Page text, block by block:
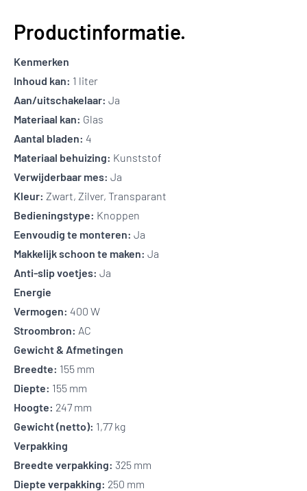
Productinformatie.
Kenmerken
Inhoud kan: 1 liter
Aan/uitschakelaar: Ja
Materiaal kan: Glas
Aantal bladen: 4
Materiaal behuizing: Kunststof
Verwijderbaar mes: Ja
Kleur: Zwart, Zilver, Transparant
Bedieningstype: Knoppen
Eenvoudig te monteren: Ja
Makkelijk schoon te maken: Ja
Anti-slip voetjes: Ja
Energie
Vermogen: 400 W
Stroombron: AC
Gewicht & Afmetingen
Breedte: 155 mm
Diepte: 155 mm
Hoogte: 247 mm
Gewicht (netto): 1,77 kg
Verpakking
Breedte verpakking: 325 mm
Diepte verpakking: 250 mm